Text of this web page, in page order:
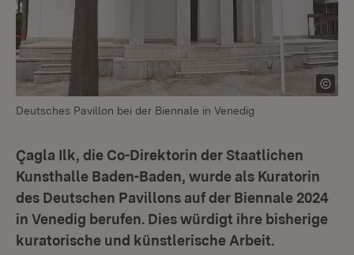
Deutsches Pavillon bei der Biennale in Venedig
Çagla Ilk, die Co-Direktorin der Staatlichen
Kunsthalle Baden-Baden, wurde als Kuratorin
des Deutschen Pavillons auf der Biennale 2024
in Venedig berufen. Dies würdigt ihre bisherige
kuratorische und künstlerische Arbeit.